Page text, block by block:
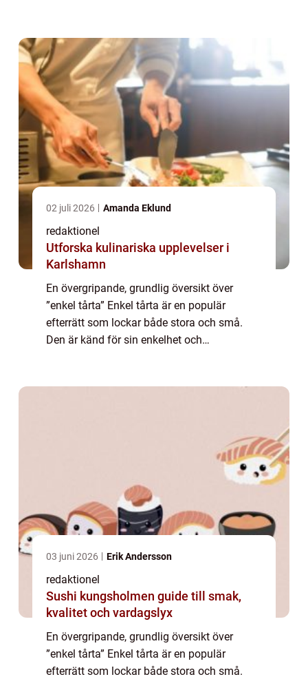
02 juli 2026 Amanda Eklund
redaktionel
Utforska kulinariska upplevelser i
Karlshamn
En övergripande, grundlig översikt över
”enkel tårta” Enkel tårta är en populär
efterrätt som lockar både stora och små.
Den är känd för sin enkelhet och
03 juni 2026 Erik Andersson
redaktionel
Sushi kungsholmen guide till smak,
kvalitet och vardagslyx
En övergripande, grundlig översikt över
”enkel tårta” Enkel tårta är en populär
efterrätt som lockar både stora och små.